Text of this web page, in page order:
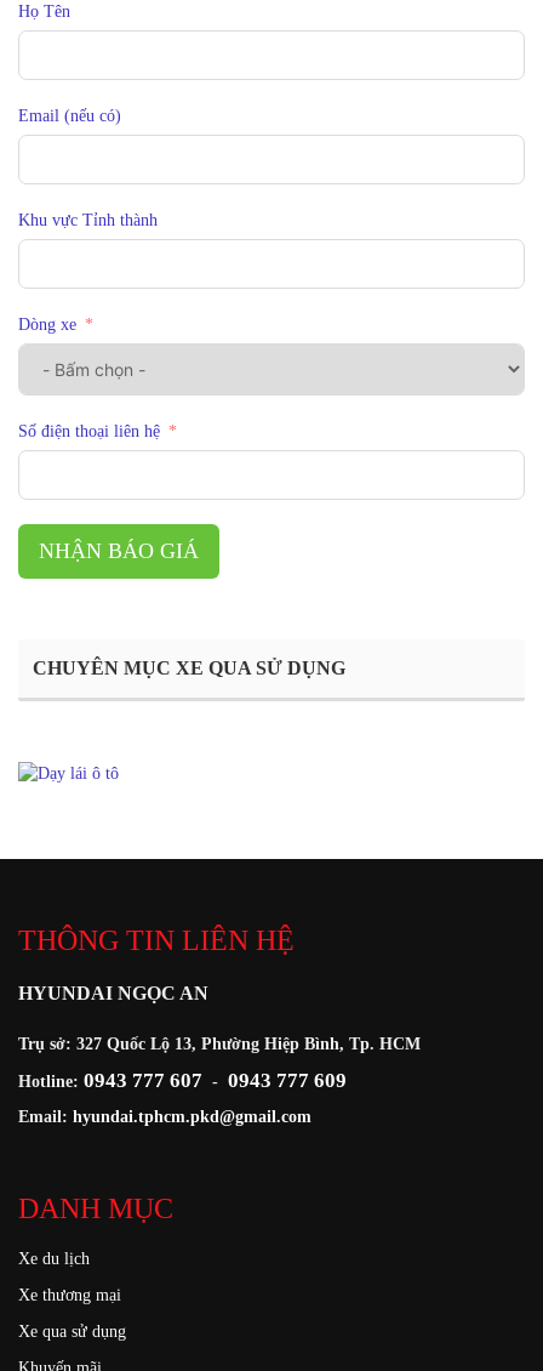
Họ Tên
Email (nếu có)
Khu vực Tỉnh thành
Dòng xe
Số điện thoại liên hệ
NHẬN BÁO GIÁ
CHUYÊN MỤC XE QUA SỬ DỤNG
THÔNG TIN LIÊN HỆ
HYUNDAI NGỌC AN
Trụ sở: 327 Quốc Lộ 13, Phường Hiệp Bình, Tp. HCM
Hotline: 0943 777 607 - 0943 777 609
Email: hyundai.tphcm.pkd@gmail.com
DANH MỤC
Xe du lịch
Xe thương mại
Xe qua sử dụng